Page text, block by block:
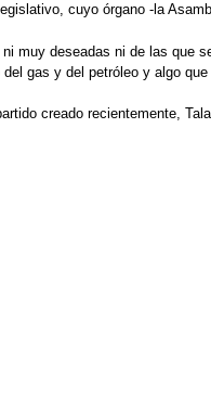
cuyo órgano -la
muy deseadas ni de las
gas y del petróleo y algo
creado recientemente,